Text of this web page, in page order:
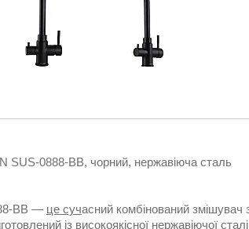
SUS-0888-BB, чорний, нержавіюча сталь
BB — це сучасний комбінований змішувач
із високоякісної нержавіючої